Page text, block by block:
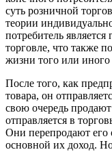
суть розничной
теории
потребитель
торговле, что также
жизни того или иного
После того, как
товара, он
свою очередь
отправляется в
Они перепродают его
основной их доход.